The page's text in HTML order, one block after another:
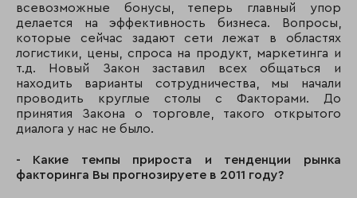
всевозможные бонусы, теперь главный упор
делается на эффективность бизнеса. Вопросы,
которые сейчас задают сети лежат в областях
логистики, цены, спроса на продукт, маркетинга и
т.д. Новый Закон заставил всех общаться и
находить варианты сотрудничества, мы начали
проводить круглые столы с Факторами. До
принятия Закона о торговле, такого открытого
диалога у нас не было.
- Какие темпы прироста и тенденции рынка
факторинга Вы прогнозируете в 2011 году?